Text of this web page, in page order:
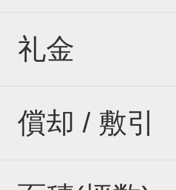
礼金
償却 / 敷引